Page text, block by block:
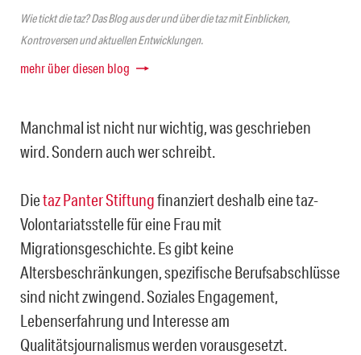
Wie tickt die taz? Das Blog aus der und über die taz mit Einblicken,
Kontroversen und aktuellen Entwicklungen.
mehr über diesen blog
Manchmal ist nicht nur wichtig, was geschrieben
wird. Sondern auch wer schreibt.
Dietaz Panter Stiftungfinanziert deshalb eine taz-
Volontariatsstelle für eine Frau mit
Migrationsgeschichte. Es gibt keine
Altersbeschränkungen, spezifische Berufsabschlüsse
sind nicht zwingend. Soziales Engagement,
Lebenserfahrung und Interesse am
Qualitätsjournalismus werden vorausgesetzt.